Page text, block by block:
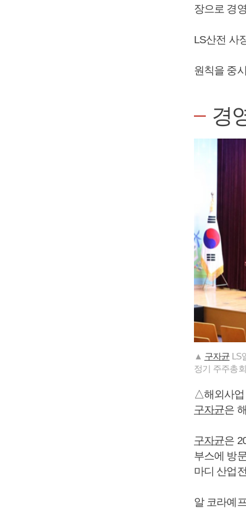
장으로 경
LS산전 사
원칙을 중
경
▲ 구자균 LS
정기 주주총
△해외사업
구자균은
구자균은
부스에 방
마디 산업
알 코라예